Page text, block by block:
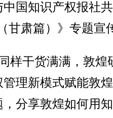
国知识产权报社
甘肃篇）》专题宣
干货满满，敦煌
理新模式赋能敦
分享敦煌如何用